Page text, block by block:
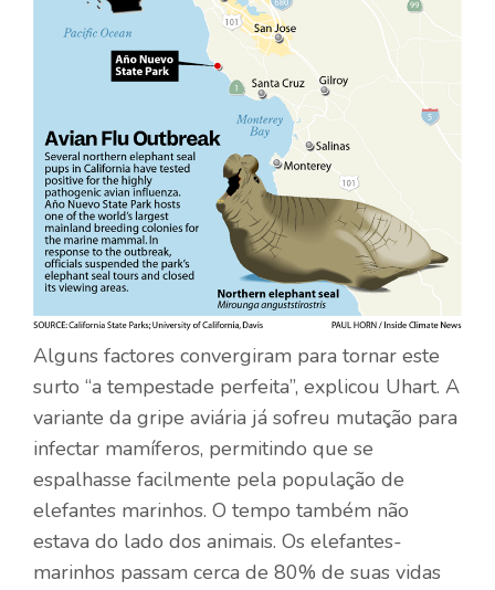
Alguns factores convergiram para tornar este
surto “a tempestade perfeita”, explicou Uhart. A
variante da gripe aviária já sofreu mutação para
infectar mamíferos, permitindo que se
espalhasse facilmente pela população de
elefantes marinhos. O tempo também não
estava do lado dos animais. Os elefantes-
marinhos passam cerca de 80% de suas vidas